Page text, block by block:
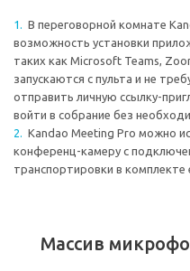
В переговорной комнате
возможность установки
таких как Microsoft Teams,
запускаются с пульта и не
отправить личную ссылку-
войти в собрание без
Kandao Meeting Pro можно
конференц-камеру с
транспортировки в комплекте
Массив